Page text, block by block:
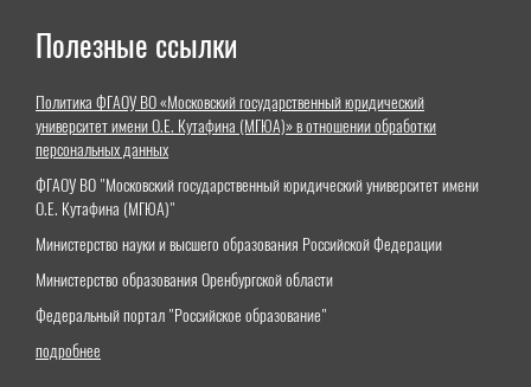
Полезные ссылки
Политика ФГАОУ ВО «Московский государственный юридический
университет имени О.Е. Кутафина (МГЮА)» в отношении обработки
персональных данных
ФГАОУ ВО "Московский государственный юридический университет имени
О.Е. Кутафина (МГЮА)"
Министерство науки и высшего образования Российской Федерации
Министерство образования Оренбургской области
Федеральный портал "Российское образование"
подробнее